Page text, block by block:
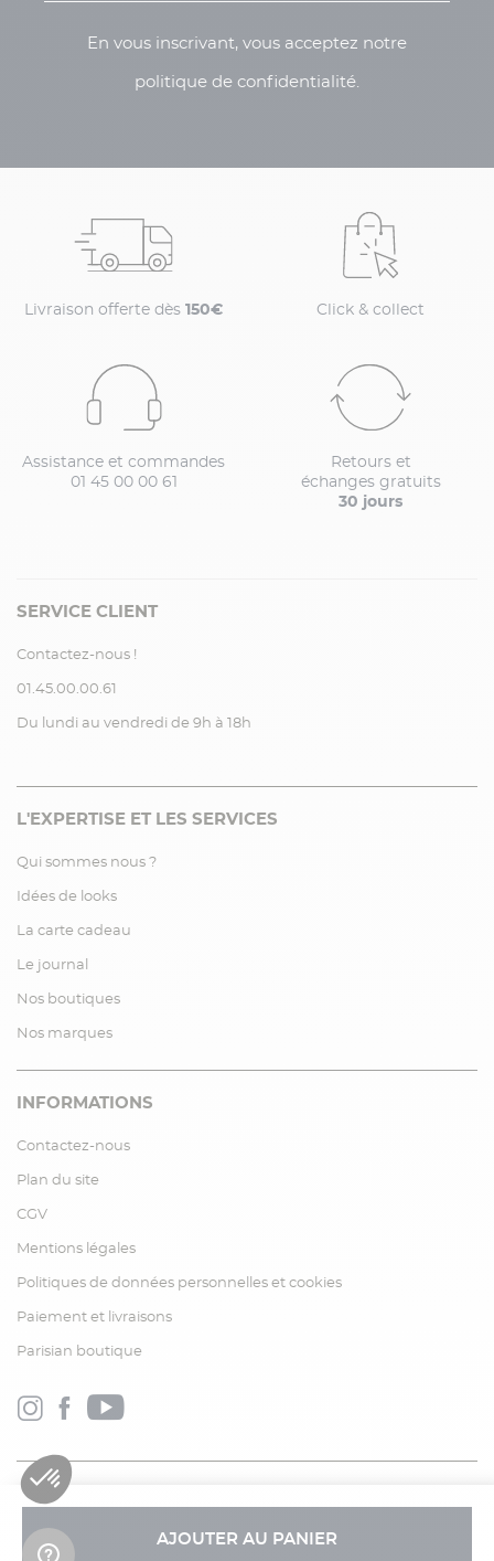
AJOUTER AU PANIER
En vous inscrivant, vous acceptez notre
politique de confidentialité.
Livraison offerte dès 150€ Click & collect
Assistance et commandes
01 45 00 00 61
Retours et
échanges gratuits
30 jours
SERVICE CLIENT
Contactez-nous !
01.45.00.00.61
Du lundi au vendredi de 9h à 18h
L'EXPERTISE ET LES SERVICES
Qui sommes nous ?
Idées de looks
La carte cadeau
Le journal
Nos boutiques
Nos marques
INFORMATIONS
Contactez-nous
Plan du site
CGV
Mentions légales
Politiques de données personnelles et cookies
Paiement et livraisons
Parisian boutique